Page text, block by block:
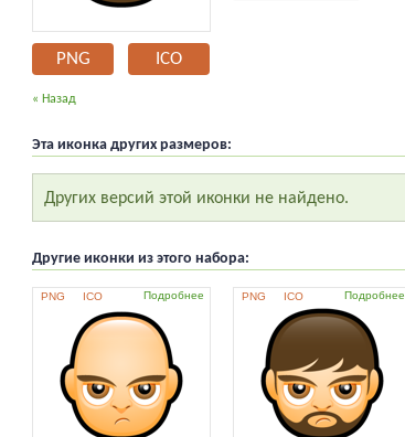
PNG ICO
« Назад
Эта иконка других размеров:
Других версий этой иконки не найдено.
Другие иконки из этого набора:
PNG ICO Подробнее PNG ICO Подробнее